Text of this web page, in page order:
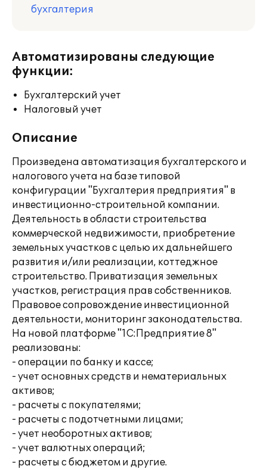
бухгалтерия
Автоматизированы следующие
функции:
Бухгалтерский учет
Налоговый учет
Описание
Произведена автоматизация бухгалтерского и
налогового учета на базе типовой
конфигурации "Бухгалтерия предприятия" в
инвестиционно-строительной компании.
Деятельность в области строительства
коммерческой недвижимости, приобретение
земельных участков с целью их дальнейшего
развития и/или реализации, коттеджное
строительство. Приватизация земельных
участков, регистрация прав собственников.
Правовое сопровождение инвестиционной
деятельности, мониторинг законодательства.
На новой платформе "1С:Предприятие 8"
реализованы:
- операции по банку и кассе;
- учет основных средств и нематериальных
активов;
- расчеты с покупателями;
- расчеты с подотчетными лицами;
- учет необоротных активов;
- учет валютных операций;
- расчеты с бюджетом и другие.